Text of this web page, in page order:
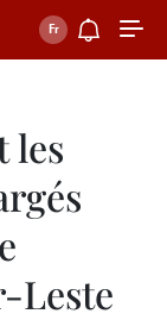
les
Leste